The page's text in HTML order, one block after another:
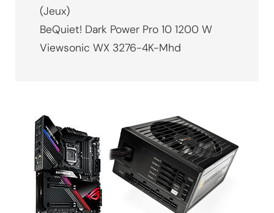
(Jeux)
BeQuiet! Dark Power Pro 10 1200 W
Viewsonic WX 3276-4K-Mhd